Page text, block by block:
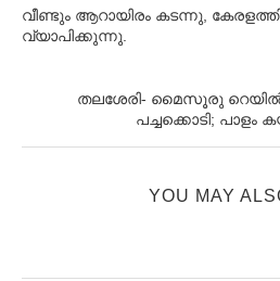
വീണ്ടും ആറായിരം കടന്നു,
വ്യാപിക്കുന്നു.
തലശേരി- മൈസൂരു
പച്ചക്കൊടി; പാളം
YOU MAY